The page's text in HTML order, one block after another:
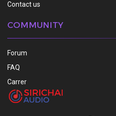
Contact us
COMMUNITY
Forum
FAQ
Carrer